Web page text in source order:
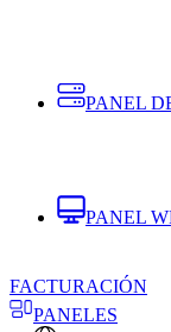
PANEL
PANEL
FACTURACIÓN
PANELES